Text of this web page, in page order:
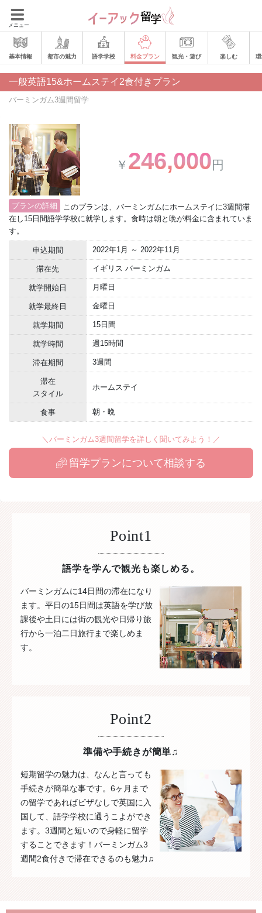
メニュー
基本情報 都市の魅力 語学学校 料金プラン 観光・遊び 楽しむ
一般英語15&ホームステイ2食付きプラン
バーミンガム3週間留学
￥ 246,000円
プランの詳細
このプランは、バーミンガムにホームステイに3週間滞
在し15日間語学学校に就学します。食時は朝と晩が料金に含まれていま
す。
申込期間 2022年1月 ～ 2022年11月
滞在先 イギリス バーミンガム
就学開始日 月曜日
就学最終日 金曜日
就学期間 15日間
就学時間 週15時間
滞在期間 3週間
滞在
スタイル
ホームステイ
食事 朝・晩
＼バーミンガム3週間留学を詳しく聞いてみよう！／
留学プランについて相談する
Point1
語学を学んで観光も楽しめる。
バーミンガムに14日間の滞在になり
ます。平日の15日間は英語を学び放
課後や土日には街の観光や日帰り旅
行から一泊二日旅行まで楽しめま
す。
Point2
準備や手続きが簡単♫
短期留学の魅力は、なんと言っても
手続きが簡単な事です。6ヶ月まで
の留学であればビザなしで英国に入
国して、語学学校に通うこよができ
ます。3週間と短いので身軽に留学
することできます！バーミンガム3
週間2食付きで滞在できるのも魅力♫